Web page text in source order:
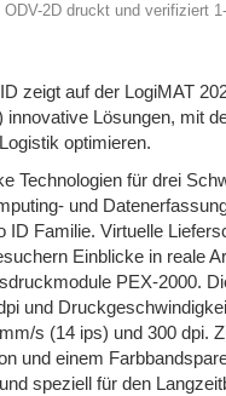
2D druckt und verifiziert
zeigt auf der LogiMAT
Lösungen, mit
optimieren.
Technologien für drei
und
ID Familie. Virtuelle
Einblicke in reale
PEX-2000.
und
s (14 ips) und 300 dpi.
und einem
speziell für den